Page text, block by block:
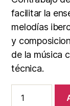
facilitar la
melodías
y
de la música
técnica.